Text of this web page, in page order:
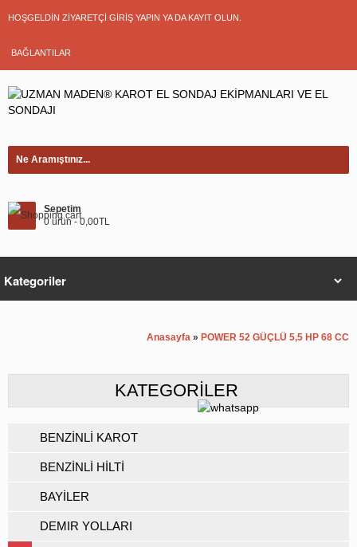
HOŞGELDIN ZIYARETÇI GIRIŞ YAPIN YA DA KAYIT OLUN
BAĞLANTILAR
Sepetim
0 ürün - 0,00TL
Anasayfa » POWER 52 GÜÇLÜ 5,5 HP 68 CC
KATEGORILER
BENZİNLİ KAROT
BENZİNLİ HİLTİ
BAYİLER
DEMIR YOLLARI